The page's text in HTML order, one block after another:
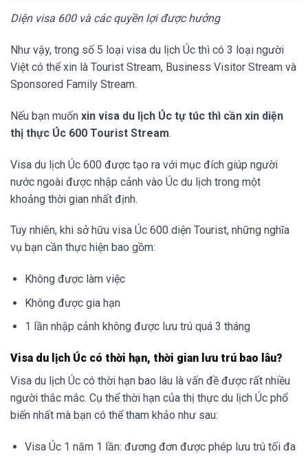
Diện visa 600 và các quyền lợi được hưởng
Như vậy, trong số 5 loại visa du lịch Úc thì có 3 loại người
Việt có thể xin là Tourist Stream, Business Visitor Stream và
Sponsored Family Stream.
Nếu bạn muốn xin visa du lịch Úc tự túc thì cần xin diện
thị thực Úc 600 Tourist Stream.
Visa du lịch Úc 600 được tạo ra với mục đích giúp người
nước ngoài được nhập cảnh vào Úc du lịch trong một
khoảng thời gian nhất định.
Tuy nhiên, khi sở hữu visa Úc 600 diện Tourist, những nghĩa
vụ bạn cần thực hiện bao gồm:
Không được làm việc
Không được gia hạn
1 lần nhập cảnh không được lưu trú quá 3 tháng
Visa du lịch Úc có thời hạn, thời gian lưu trú bao lâu?
Visa du lịch Úc có thời hạn bao lâu là vấn đề được rất nhiều
người thắc mắc. Cụ thể thời hạn của thị thực du lịch Úc phổ
biến nhất mà bạn có thể tham khảo như sau:
Visa Úc 1 năm 1 lần: đương đơn được phép lưu trú tối đa